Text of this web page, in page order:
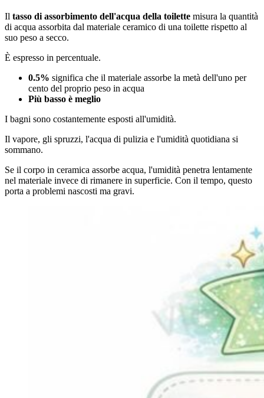
Il tasso di assorbimento dell'acqua della toilette misura la quantità
di acqua assorbita dal materiale ceramico di una toilette rispetto al
suo peso a secco.
È espresso in percentuale.
0.5% significa che il materiale assorbe la metà dell'uno per
cento del proprio peso in acqua
Più basso è meglio
I bagni sono costantemente esposti all'umidità.
Il vapore, gli spruzzi, l'acqua di pulizia e l'umidità quotidiana si
sommano.
Se il corpo in ceramica assorbe acqua, l'umidità penetra lentamente
nel materiale invece di rimanere in superficie. Con il tempo, questo
porta a problemi nascosti ma gravi.